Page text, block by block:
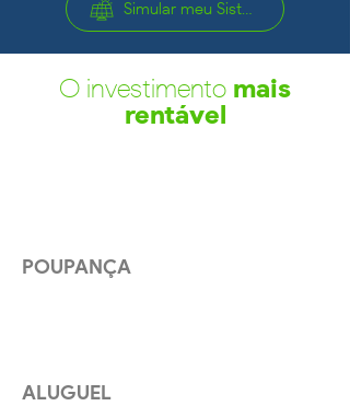
Simular meu Sistema
O investimento mais
rentável
POUPANÇA
ALUGUEL